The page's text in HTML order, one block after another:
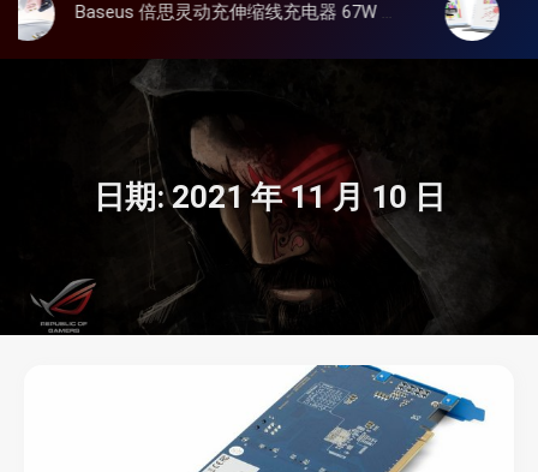
Baseus 倍思灵动充伸缩线充电器 67W 3C，超耐用可伸缩线、氮化镓、3C多设备同时充 大上 Paperlike
日期:2021 年 11 月 10 日